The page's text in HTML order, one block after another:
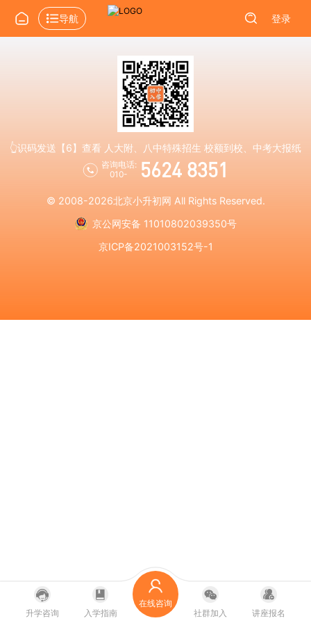
导航 登录
👆识码发送【6】查看 人大附、八中特殊招生 校额到校、中考大报纸
咨询电话:
010-
5624 8351
© 2008-2026北京小升初网 All Rights Reserved.
京公网安备 11010802039350号
京ICP备2021003152号-1
升学咨询 入学指南
在线咨询
社群加入
讲座报名